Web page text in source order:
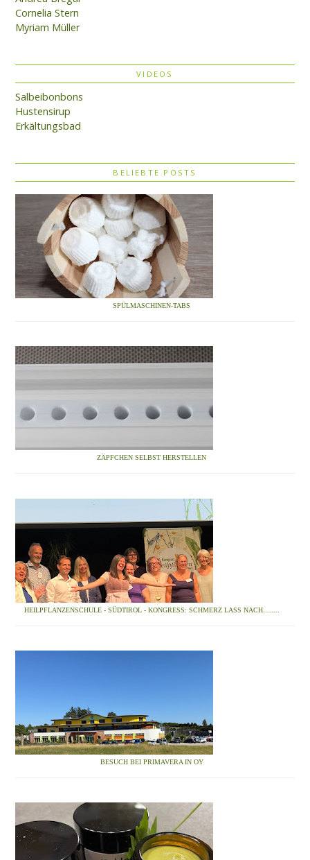
Cornelia Stern
Myriam Müller
VIDEOS
Salbeibonbons
Hustensirup
Erkältungsbad
BELIEBTE POSTS
SPÜLMASCHINEN-TABS
ZÄPFCHEN SELBST HERSTELLEN
HEILPFLANZENSCHULE - SÜDTIROL - KONGRESS: SCHMERZ LASS NACH........
BESUCH BEI PRIMAVERA IN OY